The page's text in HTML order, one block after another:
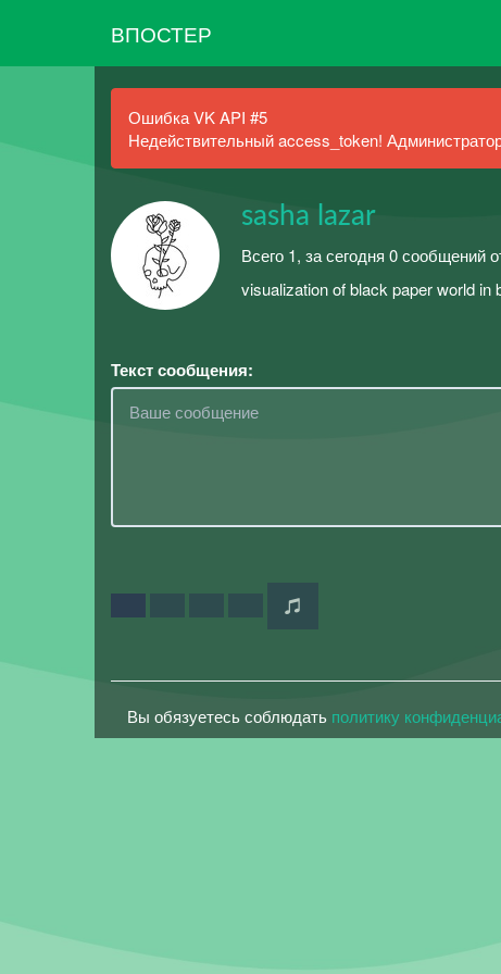
ВПОСТЕР
Ошибка VK API #5
Недействительный access_token!
sasha lazar
Всего 1, за сегодня 0 сообщений
visualization of black paper world in
Текст сообщения:
Вы обязуетесь соблюдать политику